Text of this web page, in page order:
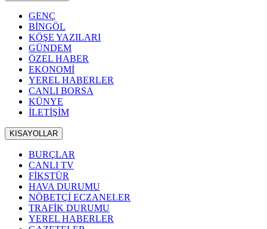
GENÇ
BİNGÖL
KÖŞE YAZILARI
GÜNDEM
ÖZEL HABER
EKONOMİ
YEREL HABERLER
CANLI BORSA
KÜNYE
İLETİŞİM
KISAYOLLAR
BURÇLAR
CANLI TV
FİKSTÜR
HAVA DURUMU
NÖBETÇİ ECZANELER
TRAFİK DURUMU
YEREL HABERLER